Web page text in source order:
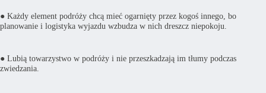
● Każdy element podróży chcą mieć ogarnięty przez kogoś innego, bo
planowanie i logistyka wyjazdu wzbudza w nich dreszcz niepokoju.
● Lubią towarzystwo w podróży i nie przeszkadzają im tłumy podczas
zwiedzania.